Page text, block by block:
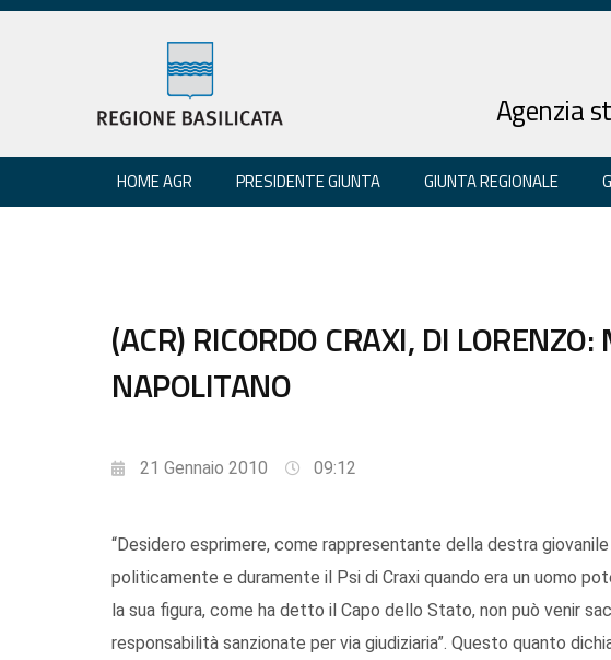
Agenzia
HOME AGR PRESIDENTE GIUNTA GIUNTA REGIONALE
(ACR) RICORDO CRAXI, DI
NAPOLITANO
21 Gennaio 2010 09:12
“Desidero esprimere, come rappresentante della destra giovanile
politicamente e duramente il Psi di Craxi quando era un uomo
la sua figura, come ha detto il Capo dello Stato, non può venir
responsabilità sanzionate per via giudiziaria”. Questo quanto